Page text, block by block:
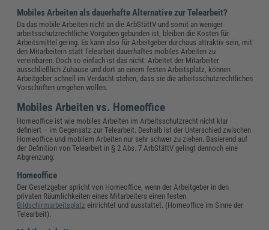
Mobiles Arbeiten als dauerhafte Alternative zur Telearbeit?
Da das mobile Arbeiten nicht an die ArbStättV und somit an weniger
arbeitsschutzrechtliche Vorgaben gebunden ist, bleiben die Kosten für
Arbeitsmittel gering. Es kann also für Arbeitgeber durchaus attraktiv sein, mit
den Mitarbeitern statt Telearbeit dauerhaftes mobiles Arbeiten zu
vereinbaren. Doch so einfach ist das nicht: Arbeitet der Mitarbeiter
ausschließlich Zuhause und dort an einem festen Arbeitsplatz, können
Arbeitgeber schnell im Verdacht stehen, dass sie die arbeitsschutzrechtlichen
Vorschriften umgehen wollen.
Mobiles Arbeiten vs. Homeoffice
Homeoffice ist wie mobiles Arbeiten im Arbeitsschutzrecht nicht klar
definiert – im Gegensatz zur Telearbeit. Deshalb ist der Unterschied zwischen
Homeoffice und mobilem Arbeiten nur sehr schwer zu ziehen. Basierend auf
der Definition von Telearbeit in § 2 Abs. 7 ArbStättV gelingt dennoch eine
Abgrenzung:
Homeoffice
Der Gesetzgeber spricht von Homeoffice, wenn der Arbeitgeber in den
privaten Räumlichkeiten eines Mitarbeiters einen festen
Bildschirmarbeitsplatz einrichtet und ausstattet. (Homeoffice im Sinne der
Telearbeit).